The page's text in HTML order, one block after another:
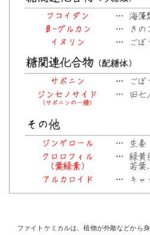
ファイトケミカルは、植物が外敵などから